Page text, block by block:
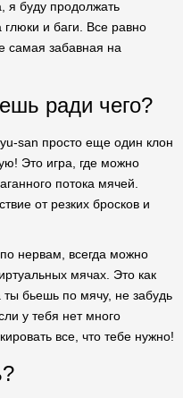
я буду продолжать
и баги. Все равно
самая забавная на
ради чего?
san просто еще один клон
Это игра, где можно
потока мячей.
от резких бросков и
по нервам, всегда можно
мячах. Это как
ты бьешь по мячу, не забудь
у тебя нет много
все, что тебе нужно!